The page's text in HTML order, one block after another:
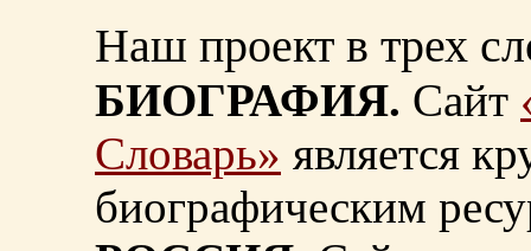
Наш проект в трех
БИОГРАФИЯ. Сайт
Словарь» является
биографическим